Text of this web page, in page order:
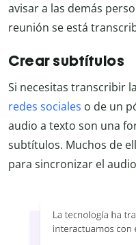
avisar a las demás
reunión se está
Crear subtítulos
Si necesitas transcribir
redes sociales o de un
audio a texto son una
subtítulos. Muchos de
para sincronizar el